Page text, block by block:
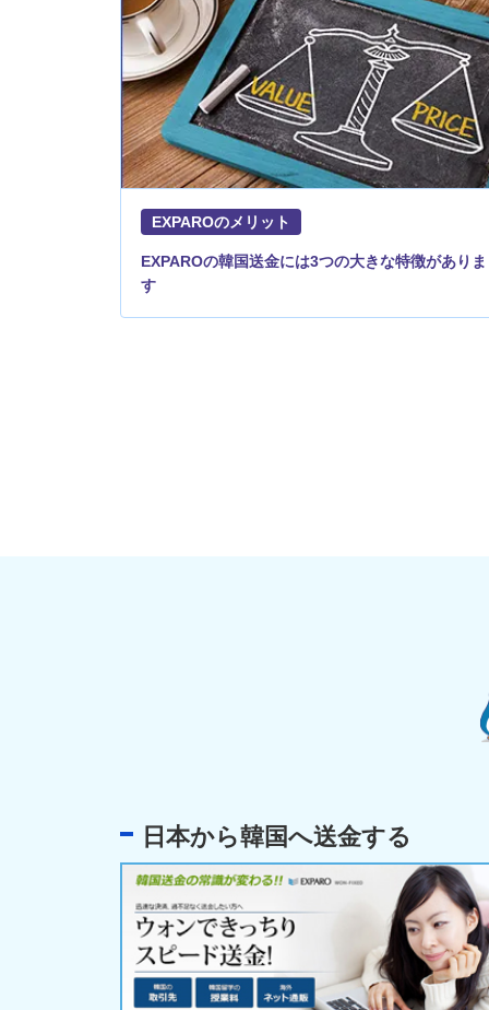
EXPAROのメリット
EXPAROの韓国送金には3つの大きな特徴がありま
す
日本から韓国へ送金する